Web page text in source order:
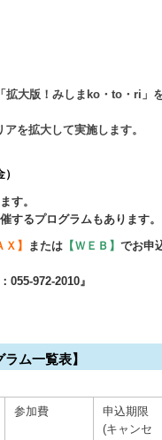
拡大版！みしまko・to・ri」
を拡大して実施します。
す。
するプログラムもあります。
Ｘ】 または 【ＷＥＢ】でお申
055-972-2010』
覧できます
表】
参加費
申込期限
(キャンセ